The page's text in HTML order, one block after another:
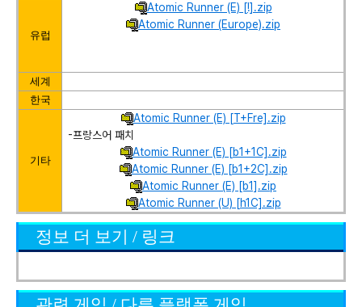
유럽
Atomic Runner (E) [!].zip
Atomic Runner (Europe).zip
세계
한국
기타
Atomic Runner (E) [T+Fre].zip
-프랑스어 패치
Atomic Runner (E) [b1+1C].zip
Atomic Runner (E) [b1+2C].zip
Atomic Runner (E) [b1].zip
Atomic Runner (U) [h1C].zip
정보 더 보기 / 링크